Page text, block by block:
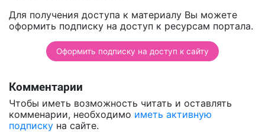
Для получения доступа к материалу Вы можете
оформить подписку на доступ к ресурсам портала.
Оформить подписку на доступ к сайту
Комментарии
Чтобы иметь возможность читать и оставлять
комменарии, необходимо иметь активную
подписку на сайте.